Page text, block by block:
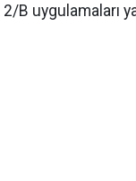
B uygulamaları